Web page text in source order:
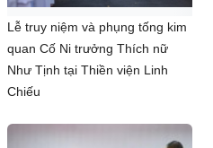
Lễ truy niệm và phụng tống kim
quan Cố Ni trưởng Thích nữ
Như Tịnh tại Thiền viện Linh
Chiếu